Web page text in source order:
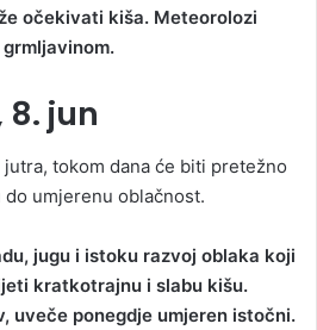
očekivati kiša. Meteorolozi
jun
tokom dana će biti pretežno
umjerenu oblačnost.
jugu i istoku razvoj oblaka koji
kratkotrajnu i slabu kišu.
uveče ponegdje umjeren istočni.